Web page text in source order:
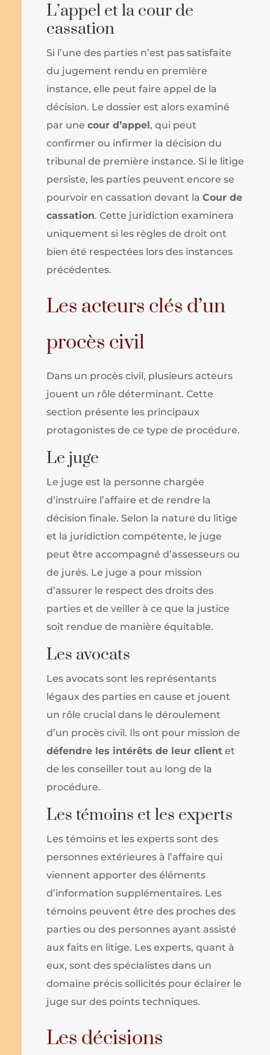
L’appel et la cour de
cassation
Si l’une des parties n’est pas satisfaite
du jugement rendu en première
instance, elle peut faire appel de la
décision. Le dossier est alors examiné
par unecour d’appel, qui peut
confirmer ou infirmer la décision du
tribunal de première instance. Si le litige
persiste, les parties peuvent encore se
pourvoir en cassation devant laCour de
cassation. Cette juridiction examinera
uniquement si les règles de droit ont
bien été respectées lors des instances
précédentes.
Les acteurs clés d’un
procès civil
Dans un procès civil, plusieurs acteurs
jouent un rôle déterminant. Cette
section présente les principaux
protagonistes de ce type de procédure.
Le juge
Le juge est la personne chargée
d’instruire l’affaire et de rendre la
décision finale. Selon la nature du litige
et la juridiction compétente, le juge
peut être accompagné d’assesseurs ou
de jurés. Le juge a pour mission
d’assurer le respect des droits des
parties et de veiller à ce que la justice
soit rendue de manière équitable.
Les avocats
Les avocats sont les représentants
légaux des parties en cause et jouent
un rôle crucial dans le déroulement
d’un procès civil. Ils ont pour mission de
défendre les intérêts de leur client et
de les conseiller tout au long de la
procédure.
Les témoins et les experts
Les témoins et les experts sont des
personnes extérieures à l’affaire qui
viennent apporter des éléments
d’information supplémentaires. Les
témoins peuvent être des proches des
parties ou des personnes ayant assisté
aux faits en litige. Les experts, quant à
eux, sont des spécialistes dans un
domaine précis sollicités pour éclairer le
juge sur des points techniques.
Les décisions